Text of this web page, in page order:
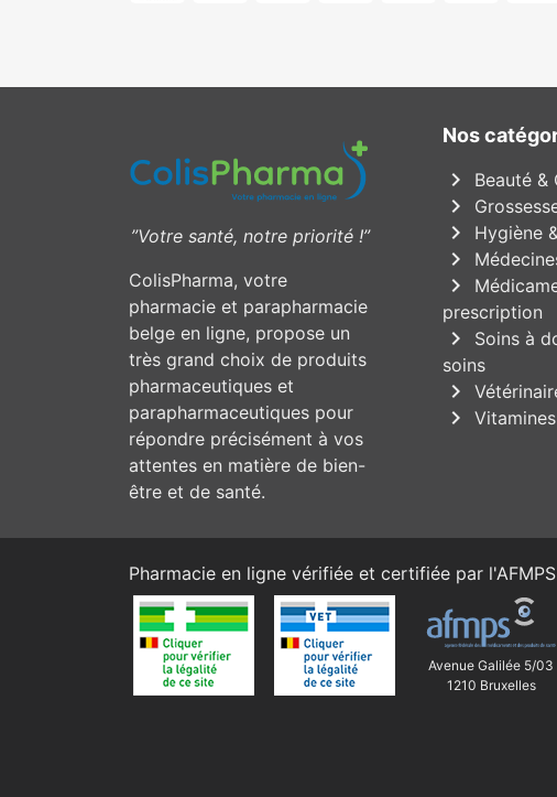
”Votre santé, notre priorité !”
ColisPharma, votre
pharmacie et parapharmacie
belge en ligne, propose un
très grand choix de produits
pharmaceutiques et
parapharmaceutiques pour
répondre précisément à vos
attentes en matière de bien-
être et de santé.
Nos
chevron_right Beauté &
chevron_right
chevron_right Hygiène
chevron_right
chevron_right
prescription
chevron_right
Soins à
soins
chevron_right
chevron_right
Pharmacie en ligne vérifiée et certifiée par l'AFMPS
Avenue Galilée 5/03
1210 Bruxelles